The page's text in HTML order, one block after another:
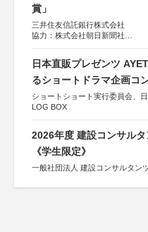
賞」
三井住友信託銀行株式会社
協力：株式会社朝日新聞社
日本直販プレゼンツ
るショートドラマ企画コ
ショートショート実行委員会、
LOG BOX
2026年度 建設コンサル
《学生限定》
一般社団法人 建設コンサルタン